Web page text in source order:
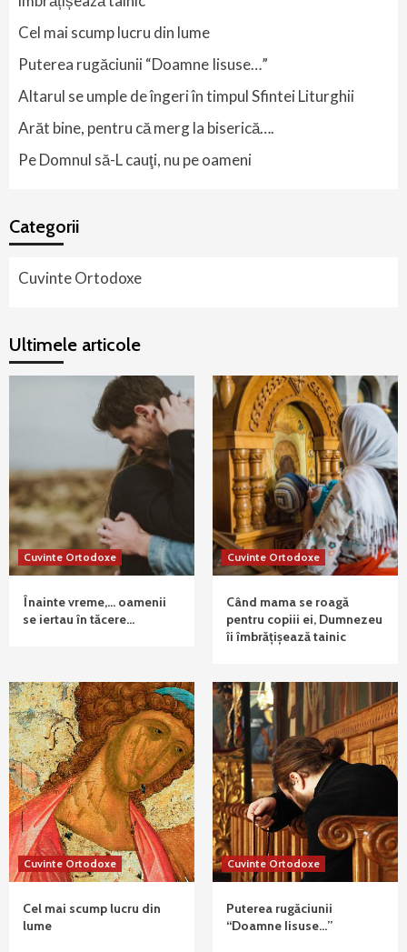
Cel mai scump lucru din lume
Puterea rugăciunii “Doamne Iisuse…”
Altarul se umple de îngeri în timpul Sfintei Liturghii
Arăt bine, pentru că merg la biserică….
Pe Domnul să-L cauţi, nu pe oameni
Categorii
Cuvinte Ortodoxe
Ultimele articole
Cuvinte Ortodoxe
Înainte vreme,… oamenii
se iertau în tăcere…
Cuvinte Ortodoxe
Când mama se roagă
pentru copiii ei, Dumnezeu
îi îmbrățișează tainic
Cuvinte Ortodoxe
Cel mai scump lucru din
lume
Cuvinte Ortodoxe
Puterea rugăciunii
“Doamne Iisuse…”